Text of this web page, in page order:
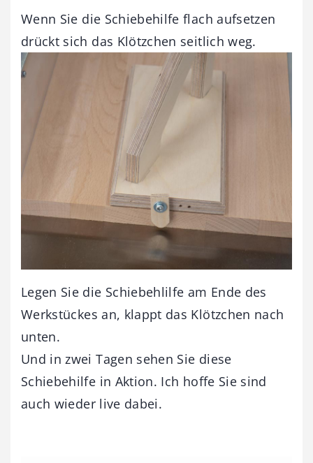
Wenn Sie die Schiebehilfe flach aufsetzen
drückt sich das Klötzchen seitlich weg.
Legen Sie die Schiebehlilfe am Ende des
Werkstückes an, klappt das Klötzchen nach
unten.
Und in zwei Tagen sehen Sie diese
Schiebehilfe in Aktion. Ich hoffe Sie sind
auch wieder live dabei.